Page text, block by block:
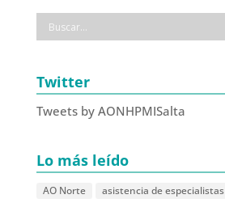
Twitter
Tweets by AONHPMISalta
Lo más leído
AO Norte
asistencia de especialistas